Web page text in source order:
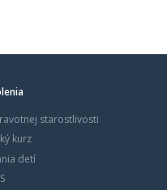
starostlivosti
kurz
detí